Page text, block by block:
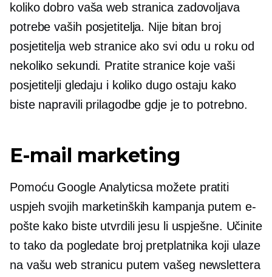
koliko dobro vaša web stranica zadovoljava
potrebe vaših posjetitelja. Nije bitan broj
posjetitelja web stranice ako svi odu u roku od
nekoliko sekundi. Pratite stranice koje vaši
posjetitelji gledaju i koliko dugo ostaju kako
biste napravili prilagodbe gdje je to potrebno.
E-mail marketing
Pomoću Google Analyticsa možete pratiti
uspjeh svojih marketinških kampanja putem e-
pošte kako biste utvrdili jesu li uspješne. Učinite
to tako da pogledate broj pretplatnika koji ulaze
na vašu web stranicu putem vašeg newslettera